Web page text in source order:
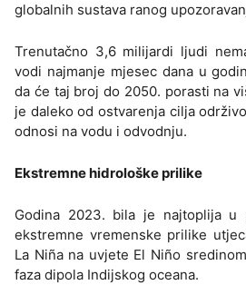
globalnih sustava ranog
Trenutačno 3,6 milijardi ljudi
vodi najmanje mjesec dana u
da će taj broj do 2050. porasti na
je daleko od ostvarenja cilja
odnosi na vodu i odvodnju.
Ekstremne hidrološke prilike
Godina 2023. bila je najtoplija u
ekstremne vremenske prilike
La Niña na uvjete El Niño
faza dipola Indijskog oceana.